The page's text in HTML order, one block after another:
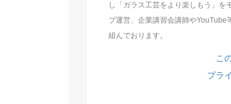
し「ガラス工芸をより楽しもう」を
プ運営、企業講習会講師やYouTube
組んでおります。
こ
プラ